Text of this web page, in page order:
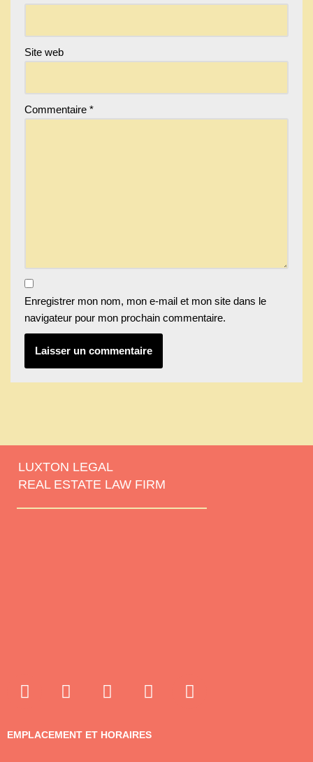
Site web
Commentaire *
Enregistrer mon nom, mon e-mail et mon site dans le
navigateur pour mon prochain commentaire.
LUXTON LEGAL
REAL ESTATE LAW FIRM
EMPLACEMENT ET HORAIRES